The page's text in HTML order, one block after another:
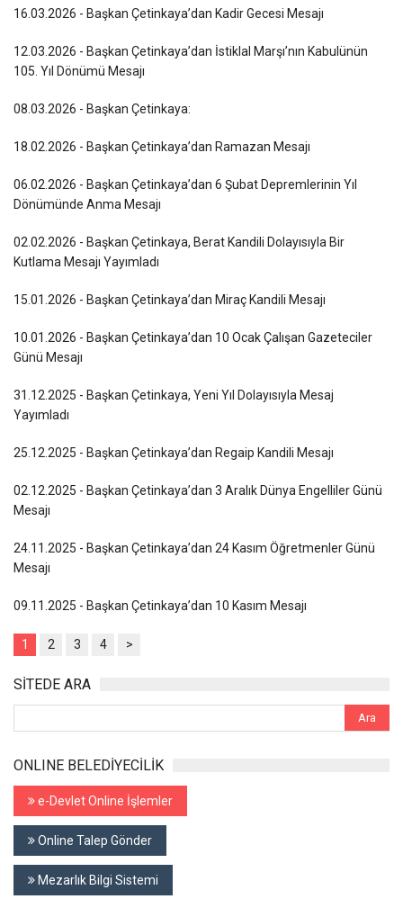
16.03.2026 - Başkan Çetinkaya’dan Kadir Gecesi Mesajı
12.03.2026 - Başkan Çetinkaya’dan İstiklal Marşı’nın Kabulünün
105. Yıl Dönümü Mesajı
08.03.2026 - Başkan Çetinkaya:
18.02.2026 - Başkan Çetinkaya’dan Ramazan Mesajı
06.02.2026 - Başkan Çetinkaya’dan 6 Şubat Depremlerinin Yıl
Dönümünde Anma Mesajı
02.02.2026 - Başkan Çetinkaya, Berat Kandili Dolayısıyla Bir
Kutlama Mesajı Yayımladı
15.01.2026 - Başkan Çetinkaya’dan Miraç Kandili Mesajı
10.01.2026 - Başkan Çetinkaya’dan 10 Ocak Çalışan Gazeteciler
Günü Mesajı
31.12.2025 - Başkan Çetinkaya, Yeni Yıl Dolayısıyla Mesaj
Yayımladı
25.12.2025 - Başkan Çetinkaya’dan Regaip Kandili Mesajı
02.12.2025 - Başkan Çetinkaya’dan 3 Aralık Dünya Engelliler Günü
Mesajı
24.11.2025 - Başkan Çetinkaya’dan 24 Kasım Öğretmenler Günü
Mesajı
09.11.2025 - Başkan Çetinkaya’dan 10 Kasım Mesajı
1 2 3 4 >
SİTEDE ARA
ONLINE BELEDİYECİLİK
e-Devlet Online İşlemler
Online Talep Gönder
Mezarlık Bilgi Sistemi